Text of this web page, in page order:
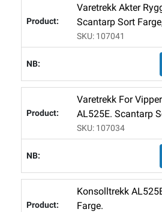
Varetrekk Akter
Scantarp Sort
SKU: 107041
Varetrekk For
AL525E. Scantarp
SKU: 107034
Konsolltrekk
Farge.